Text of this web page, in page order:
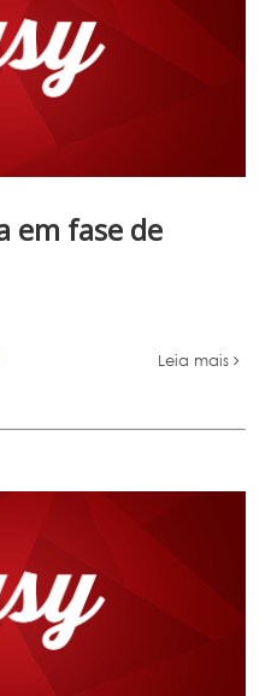
em fase de
Leia mais